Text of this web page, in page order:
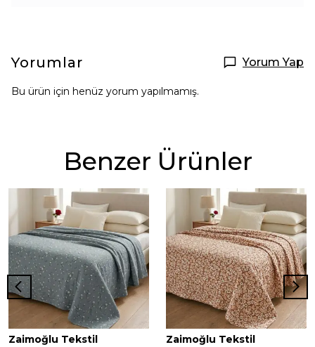
Yorumlar Yorum Yap
Bu ürün için henüz yorum yapılmamış.
Benzer Ürünler
Zaimoğlu Tekstil Zaimoğlu Tekstil